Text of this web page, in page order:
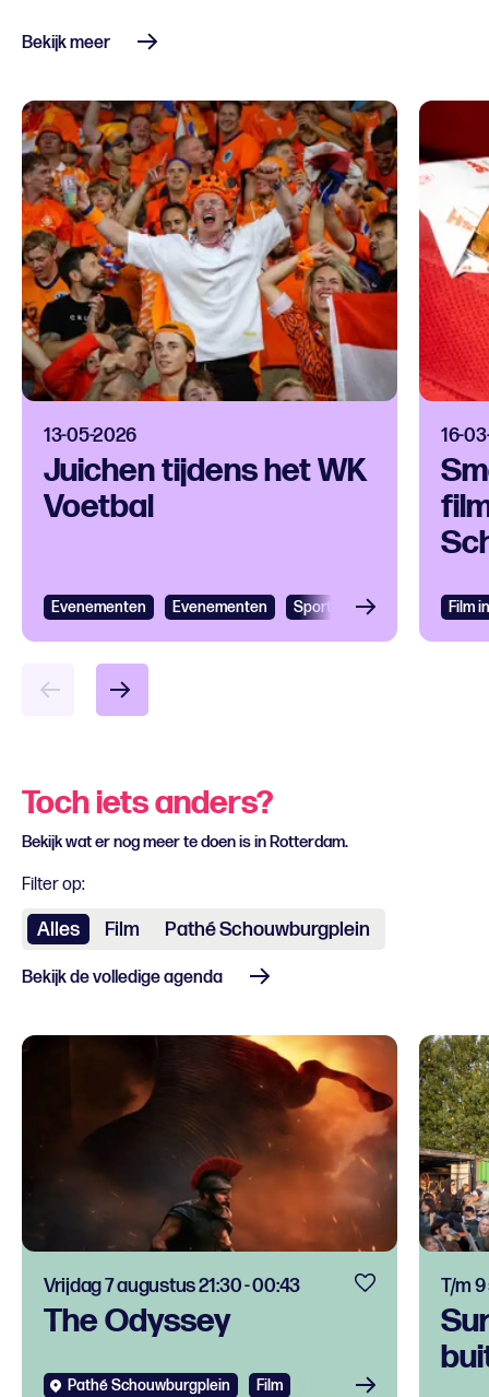
Bekijk meer
13-05-2026
Juichen tijdens het WK
Voetbal
Evenementen Evenementen Sport
16-
Film
Toch iets anders?
Bekijk wat er nog meer te doen is in Rotterdam.
Filter op:
Alles Film Pathé Schouwburgplein
Bekijk de volledige agenda
The Odyssey
Vrijdag 7 augustus 21:30 - 00:43
Pathé Schouwburgplein Film
T/m